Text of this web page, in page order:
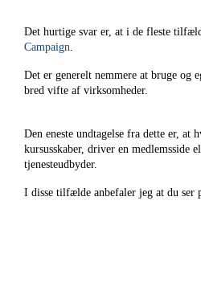
Det hurtige svar er, at i de fleste
Campaign
Det er generelt nemmere at bruge og
bred vifte af virksomheder.
Den eneste undtagelse fra dette er, at
kursusskaber, driver en medlemsside
tjenesteudbyder.
I disse tilfælde anbefaler jeg at du ser